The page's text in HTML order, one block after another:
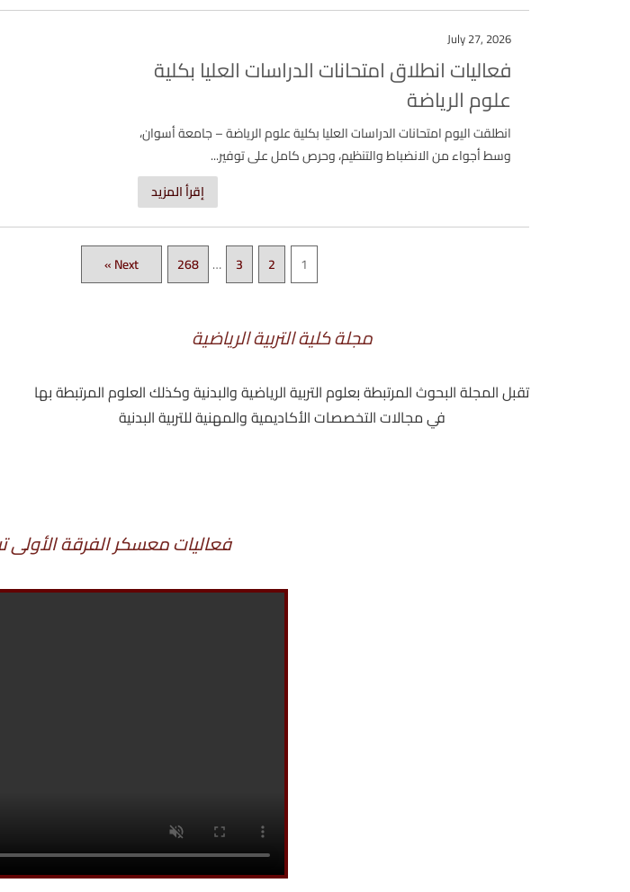
July 27, 2026
فعاليات انطلاق امتحانات الدراسات العليا بكلية
علوم الرياضة
انطلقت اليوم امتحانات الدراسات العليا بكلية علوم الرياضة – جامعة أسوان،
وسط أجواء من الانضباط والتنظيم، وحرص كامل على توفير...
إقرأ المزيد
1
2
3
…
268
Next »
مجلة كلية التربية الرياضية
تقبل المجلة البحوث المرتبطة بعلوم التربية الرياضية والبدنية وكذلك العلوم المرتبطة بها
في مجالات التخصصات الأكاديمية والمهنية للتربية البدنية
فعاليات معسكر الفرقة الأولى